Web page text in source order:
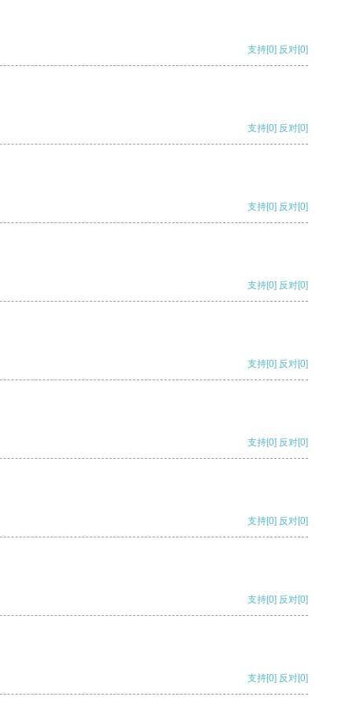
支持[0] 反对[0]
支持[0] 反对[0]
支持[0] 反对[0]
支持[0] 反对[0]
支持[0] 反对[0]
支持[0] 反对[0]
支持[0] 反对[0]
支持[0] 反对[0]
支持[0] 反对[0]